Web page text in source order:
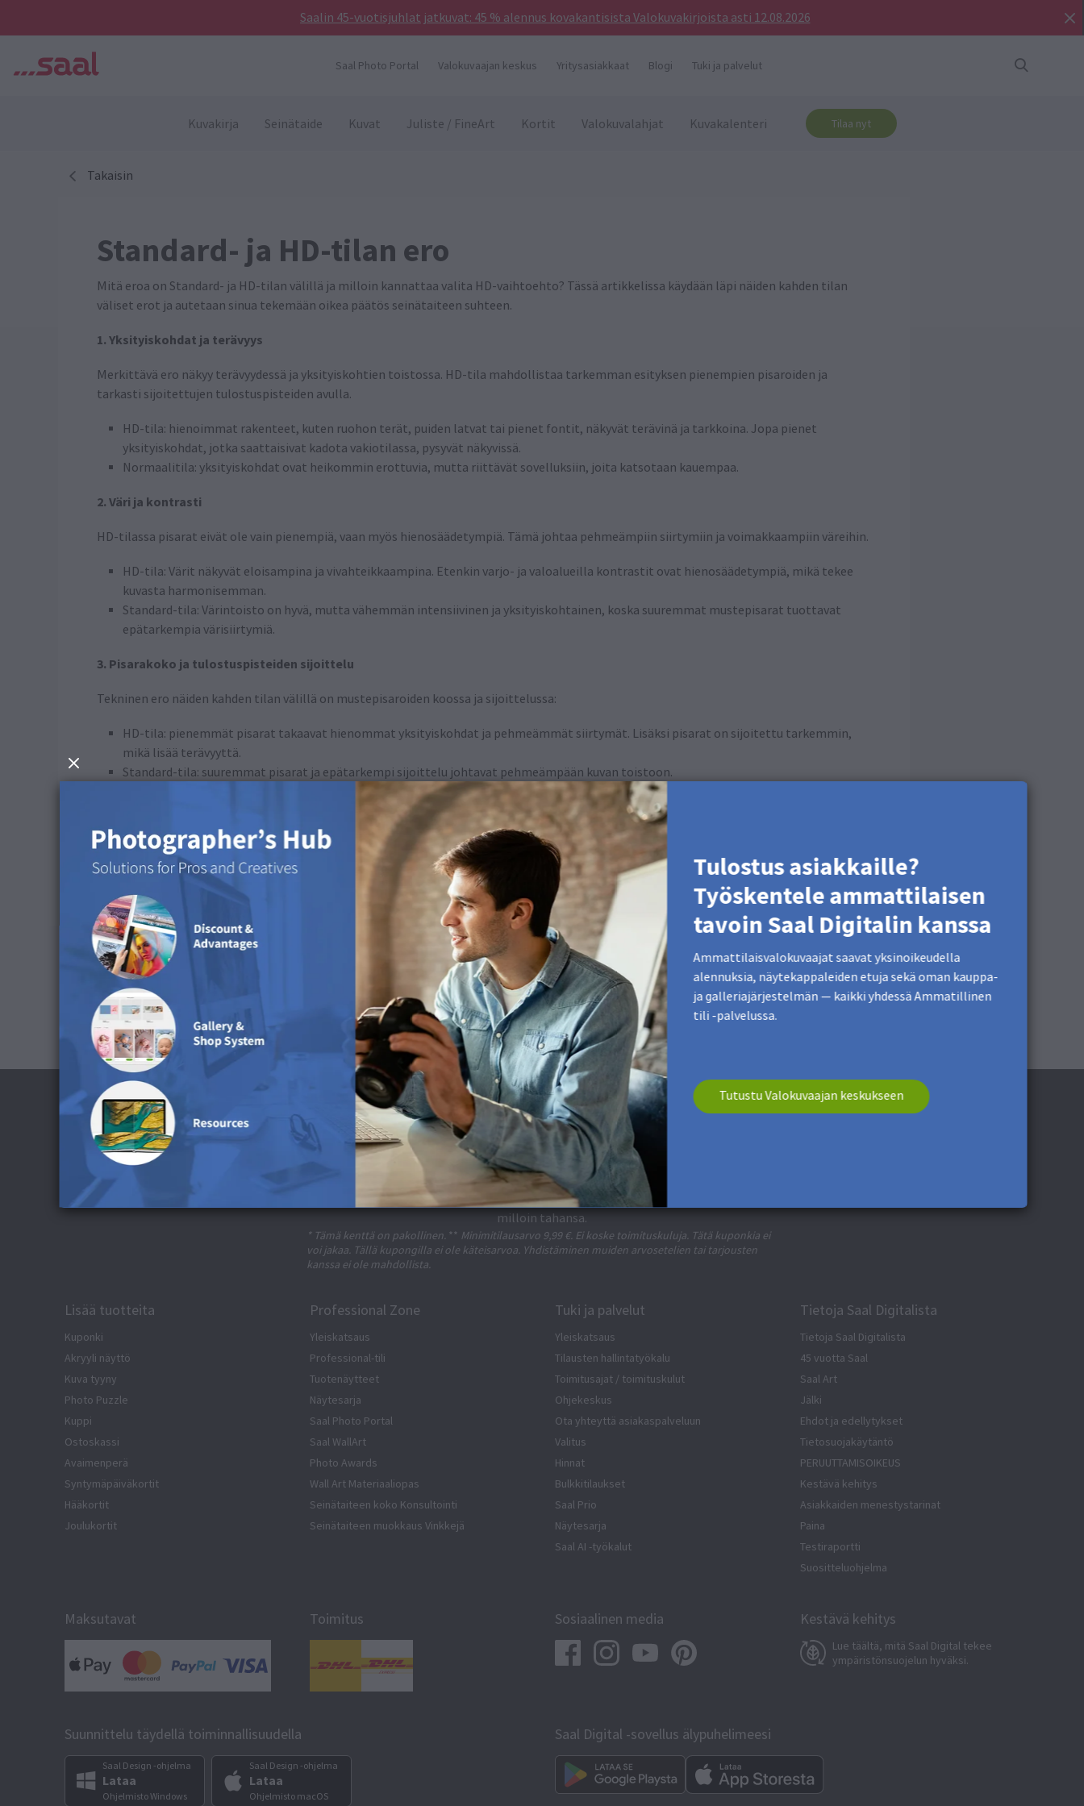
Saalin 45-vuotisjuhlat jatkuvat: 45 % alennus kovakantisista Valokuvakirjoista asti 12.08.2026
Saal Photo Portal Valokuvaajan keskus Yritysasiakkaat Blogi Tuki ja palvelut
Kuvakirja Seinätaide Kuvat Juliste / FineArt Kortit Valokuvalahjat Kuvakalenteri Tilaa nyt
Takaisin
Standard- ja HD-tilan ero
Mitä eroa on Standard- ja HD-tilan välillä ja milloin kannattaa valita HD-vaihtoehto? Tässä artikkelissa käydään läpi näiden kahden tilan
väliset erot ja autetaan sinua tekemään oikea päätös seinätaiteen suhteen.
1. Yksityiskohdat ja terävyys
Merkittävä ero näkyy terävyydessä ja yksityiskohtien toistossa. HD-tila mahdollistaa tarkemman esityksen pienempien pisaroiden ja
tarkasti sijoitettujen tulostuspisteiden avulla.
HD-tila: hienoimmat rakenteet, kuten ruohon terät, puiden latvat tai pienet fontit, näkyvät terävinä ja tarkkoina. Jopa pienet
yksityiskohdat, jotka saattaisivat kadota vakiotilassa, pysyvät näkyvissä.
Normaalitila: yksityiskohdat ovat heikommin erottuvia, mutta riittävät sovelluksiin, joita katsotaan kauempaa.
2. Väri ja kontrasti
HD-tilassa pisarat eivät ole vain pienempiä, vaan myös hienosäädetympiä. Tämä johtaa pehmeämpiin siirtymiin ja voimakkaampiin väreihin.
HD-tila: Värit näkyvät eloisampina ja vivahteikkaampina. Etenkin varjo- ja valoalueilla kontrastit ovat hienosäädetympiä, mikä tekee
kuvasta harmonisemman.
Standard-tila: Värintoisto on hyvä, mutta vähemmän intensiivinen ja yksityiskohtainen, koska suuremmat mustepisarat tuottavat
epätarkempia värisiirtymiä.
3. Pisarakoko ja tulostuspisteiden sijoittelu
Tekninen ero näiden kahden tilan välillä on mustepisaroiden koossa ja sijoittelussa:
HD-tila: pienemmät pisarat takaavat hienommat yksityiskohdat ja pehmeämmät siirtymät. Lisäksi pisarat on sijoitettu tarkemmin,
mikä lisää terävyyttä.
Standard-tila: suuremmat pisarat ja epätarkempi sijoittelu johtavat pehmeämpään kuvan toistoon.
HD-tila: Täydellinen kuville, jotka sisältävät paljon yksityiskohtia.
Standard-tila: Ihanteellinen sovelluksiin, joita katsotaan suuremmalta etäisyydeltä.
Milloin kannattaa valita HD-tila?
Jos arvostat korkeaa laatua ja yksityiskohtien huomioimista, HD-tila on paras valinta.
Tulostus asiakkaille?
Työskentele ammattilaisen
tavoin Saal Digitalin kanssa
Ammattilaisvalokuvaajat saavat yksinoikeudella
alennuksia, näytekappaleiden etuja sekä oman kauppa-
ja galleriajärjestelmän — kaikki yhdessä Ammatillinen
tili -palvelussa.
Tutustu Valokuvaajan keskukseen
Tilaa uutiskirje ja saat 5 € Alennus**
Saat yksinoikeudella alennuksia ja suunnitteluvinkkejä. Rekisteröitymällä hyväksyt tietosuojakäytäntömme
milloin tahansa.
* Tämä kenttä on pakollinen. ** Minimitilausarvo 9,99 €. Ei koske toimituskuluja. Tätä kuponkia ei
voi jakaa. Tällä kupongilla ei ole käteisarvoa. Yhdistäminen muiden arvosetelien tai tarjousten
kanssa ei ole mahdollista.
Lisää tuotteita
Kuponki
Akryyli näyttö
Kuva tyyny
Photo Puzzle
Kuppi
Ostoskassi
Avaimenperä
Syntymäpäiväkortit
Hääkortit
Joulukortit
Professional Zone
Yleiskatsaus
Professional-tili
Tuotenäytteet
Näytesarja
Saal Photo Portal
Saal WallArt
Photo Awards
Wall Art Materiaaliopas
Seinätaiteen koko Konsultointi
Seinätaiteen muokkaus Vinkkejä
Tuki ja palvelut
Yleiskatsaus
Tilausten hallintatyökalu
Toimitusajat / toimituskulut
Ohjekeskus
Ota yhteyttä asiakaspalveluun
Valitus
Hinnat
Bulkkitilaukset
Saal Prio
Näytesarja
Saal AI -työkalut
Tietoja Saal Digitalista
Tietoja Saal Digitalista
45 vuotta Saal
Saal Art
Jälki
Ehdot ja edellytykset
Tietosuojakäytäntö
PERUUTTAMISOIKEUS
Kestävä kehitys
Asiakkaiden menestystarinat
Paina
Testiraportti
Suositteluohjelma
Maksutavat Toimitus Sosiaalinen media Kestävä kehitys
Lue täältä, mitä Saal Digital tekee
ympäristönsuojelun hyväksi.
Suunnittelu täydellä toiminnallisuudella
Saal Design -ohjelma
Lataa
Ohjelmisto Windows
Saal Design -ohjelma
Lataa
Ohjelmisto macOS
Saal Digital -sovellus älypuhelimeesi